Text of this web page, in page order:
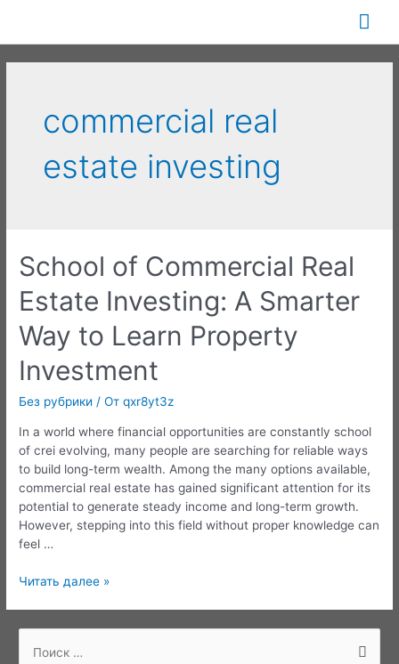
содержимому
commercial real
estate investing
School of Commercial Real
Estate Investing: A Smarter
Way to Learn Property
Investment
Без рубрики / От qxr8yt3z
In a world where financial opportunities are constantly school
of crei evolving, many people are searching for reliable ways
to build long-term wealth. Among the many options available,
commercial real estate has gained significant attention for its
potential to generate steady income and long-term growth.
However, stepping into this field without proper knowledge can
feel …
School
Estate
Читать далее »